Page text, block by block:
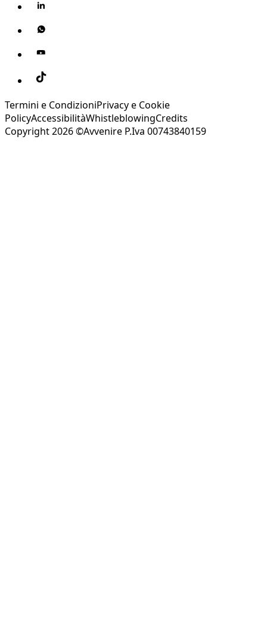
Termini e CondizioniPrivacy e Cookie
PolicyAccessibilitàWhistleblowingCredits
Copyright 2026 ©Avvenire P.Iva 00743840159